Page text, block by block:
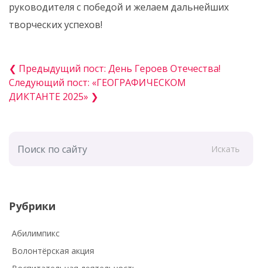
руководителя с победой и желаем дальнейших
творческих успехов!
❮ Предыдущий пост: День Героев Отечества!
Следующий пост: «ГЕОГРАФИЧЕСКОМ
ДИКТАНТЕ 2025» ❯
Искать
Рубрики
Абилимпикс
Волонтёрская акция